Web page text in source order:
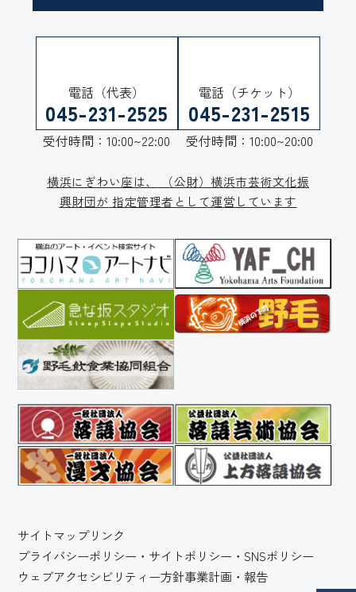
電話（代表）
045-231-2525
受付時間：10:00~22:00
電話（チケット）
045-231-2515
受付時間：10:00~20:00
横浜にぎわい座は、
（公財）横浜市芸術文化振
興財団が 指定管理者として運営しています
サイトマップリンク
プライバシーポリシー・サイトポリシー・SNSポリシー
ウェブアクセシビリティー方針事業計画・報告